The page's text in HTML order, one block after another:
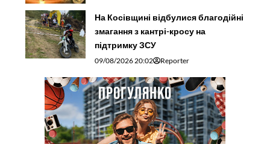
На Косівщині відбулися благодійні
змагання з кантрі-кросу на
підтримку ЗСУ
09/08/2026 20:02 Reporter